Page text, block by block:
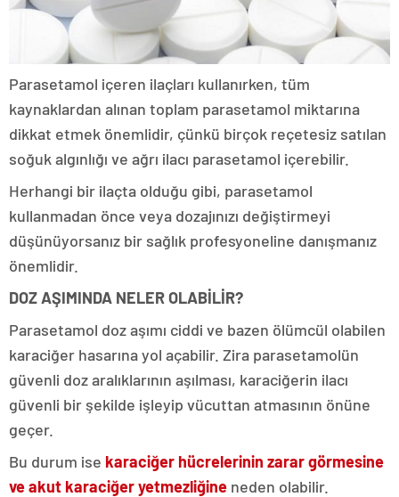
Parasetamol içeren ilaçları kullanırken, tüm
kaynaklardan alınan toplam parasetamol miktarına
dikkat etmek önemlidir, çünkü birçok reçetesiz satılan
soğuk algınlığı ve ağrı ilacı parasetamol içerebilir.
Herhangi bir ilaçta olduğu gibi, parasetamol
kullanmadan önce veya dozajınızı değiştirmeyi
düşünüyorsanız bir sağlık profesyoneline danışmanız
önemlidir.
DOZ AŞIMINDA NELER OLABİLİR?
Parasetamol doz aşımı ciddi ve bazen ölümcül olabilen
karaciğer hasarına yol açabilir. Zira parasetamolün
güvenli doz aralıklarının aşılması, karaciğerin ilacı
güvenli bir şekilde işleyip vücuttan atmasının önüne
geçer.
Bu durum ise karaciğer hücrelerinin zarar görmesine
ve akut karaciğer yetmezliğine neden olabilir.